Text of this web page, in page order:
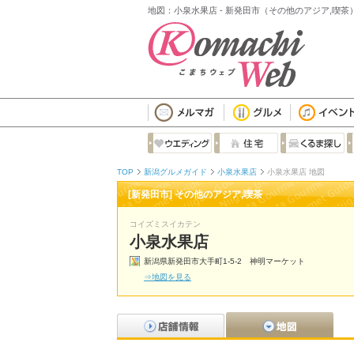
地図：小泉水果店 - 新発田市（その他のアジア,喫茶
TOP 新潟グルメガイド 小泉水果店 小泉水果店 地図
[新発田市] その他のアジア,喫茶
コイズミスイカテン
小泉水果店
新潟県新発田市大手町1-5-2 神明マーケット
⇒地図を見る